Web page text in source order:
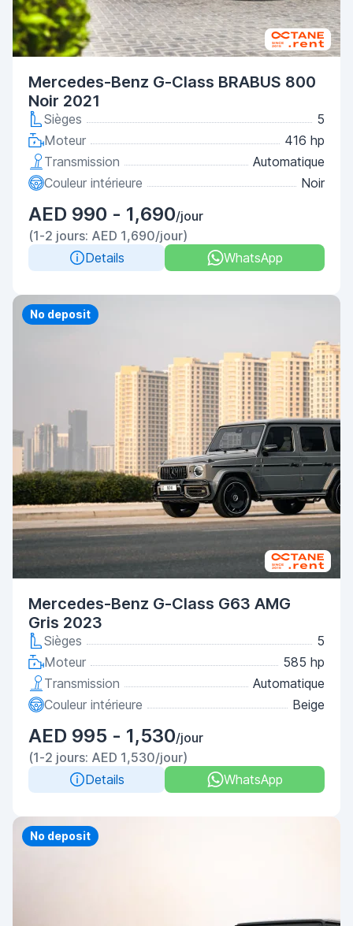
Mercedes-Benz G-Class BRABUS 800
Noir 2021
Sièges
5
Moteur
416 hp
Transmission
Automatique
Couleur intérieure
Noir
AED 990 - 1,690/jour
(1-2 jours: AED 1,690/jour)
Details
WhatsApp
Priority
No deposit
Mercedes-Benz G-Class G63 AMG
Gris 2023
Sièges
5
Moteur
585 hp
Transmission
Automatique
Couleur intérieure
Beige
AED 995 - 1,530/jour
(1-2 jours: AED 1,530/jour)
Details
WhatsApp
Priority
No deposit